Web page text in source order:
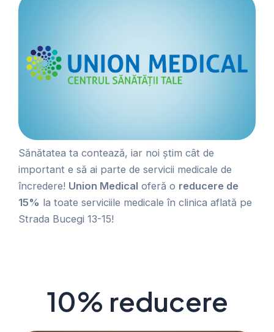
Sănătatea ta contează, iar noi știm cât de
important e să ai parte de servicii medicale de
încredere! Union Medical oferă o reducere de
15% la toate serviciile medicale în clinica aflată pe
Strada Bucegi 13-15!
10% reducere